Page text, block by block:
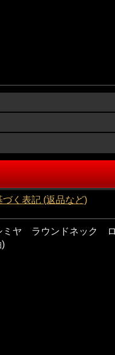
く表記 (返品など)
ヤ ラウンドネック
)